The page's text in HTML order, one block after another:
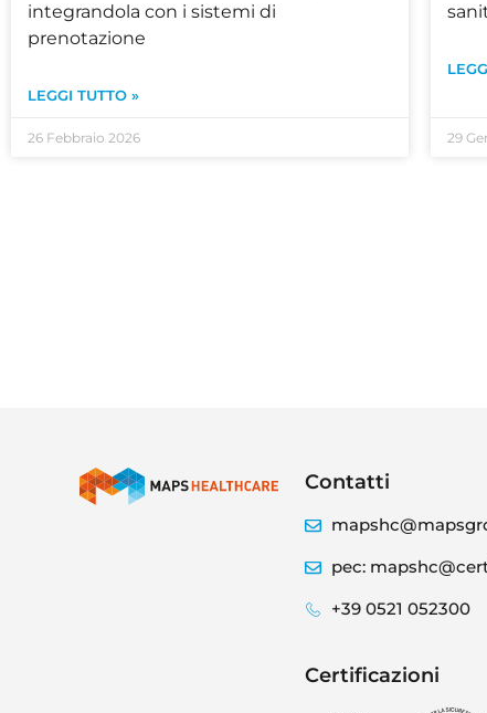
integrandola con i sistemi di
prenotazione
LEGGI TUTTO »
26 Febbraio 2026 29
Contatti
pec:
+39 0521 052300
Certificazioni